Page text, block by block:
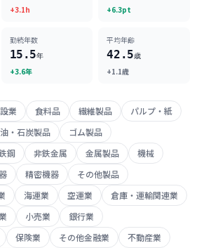
+3.1h +6.3pt
勤続年数
15.5年
+3.6年
平均年齢
42.5歳
+1.1歳
業 食料品 繊維製品
パルプ・紙
・石炭製品
ゴム製品
鋼 非鉄金属 金属製品
機械
精密機器
その他製品
海運業 空運業
倉庫・運輸関連業
小売業
銀行業
保険業 その他金融業
不動産業